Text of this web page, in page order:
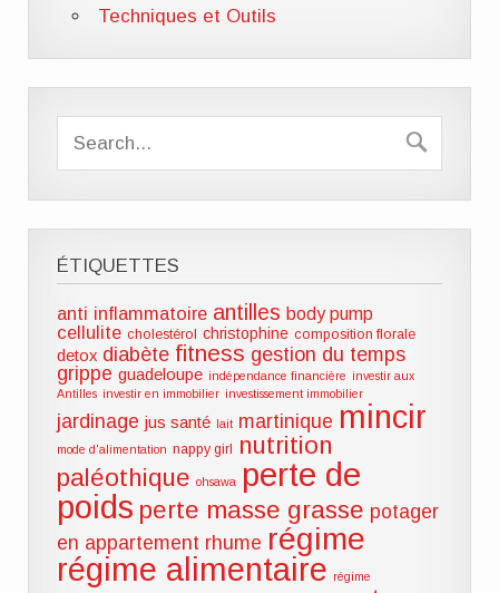
Techniques et Outils
ÉTIQUETTES
anti inflammatoire antilles body pump
cellulite cholestérol christophine composition florale
detox diabète fitness gestion du temps
grippe guadeloupe indépendance financière investir aux
Antilles investir en immobilier investissement immobilier
jardinage jus santé lait martinique mincir
mode d'alimentation nappy girl
nutrition
paléothique ohsawa perte de
poids perte masse grasse potager
en appartement rhume régime
régime alimentaire régime